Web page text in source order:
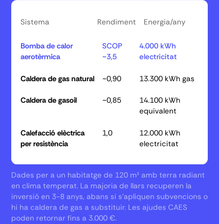
Sistema Rendiment Energia/any
Bomba de calor
aerotèrmica
SCOP
~3,5
4.000 kWh
electricitat
Caldera de gas natural ~0,90 13.300 kWh gas
Caldera de gasoil ~0,85
14.100 kWh
equivalent
Calefacció elèctrica
per resistència
1,0
12.000 kWh
electricitat
Dades per a un habitatge de 120 m² amb terra radiant
en clima temperat. La majoria de llars recuperen la
inversió en 3-8 anys, abans si s'apliquen subvencions o
hi ha caldera de gas a substituir. Les ajudes CAES
poden retornar fins a 3.000 €.